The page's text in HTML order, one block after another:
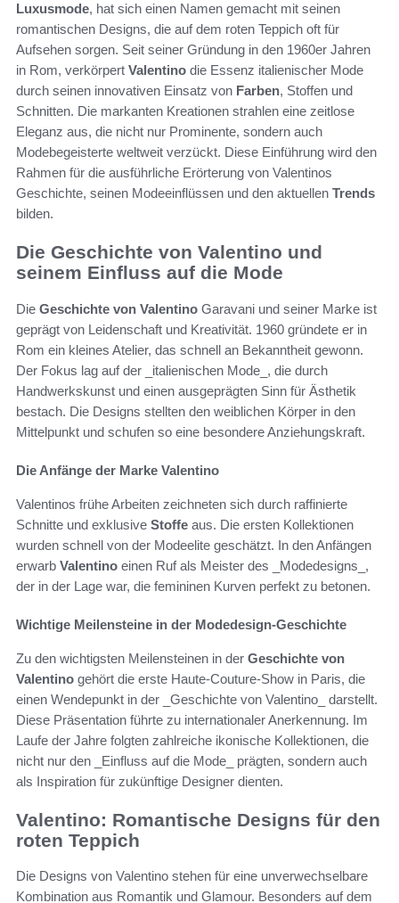
Luxusmode, hat sich einen Namen gemacht mit seinen
romantischen Designs, die auf dem roten Teppich oft für
Aufsehen sorgen. Seit seiner Gründung in den 1960er Jahren
in Rom, verkörpert Valentino die Essenz italienischer Mode
durch seinen innovativen Einsatz von Farben, Stoffen und
Schnitten. Die markanten Kreationen strahlen eine zeitlose
Eleganz aus, die nicht nur Prominente, sondern auch
Modebegeisterte weltweit verzückt. Diese Einführung wird den
Rahmen für die ausführliche Erörterung von Valentinos
Geschichte, seinen Modeeinflüssen und den aktuellen Trends
bilden.
Die Geschichte von Valentino und
seinem Einfluss auf die Mode
Die Geschichte von Valentino Garavani und seiner Marke ist
geprägt von Leidenschaft und Kreativität. 1960 gründete er in
Rom ein kleines Atelier, das schnell an Bekanntheit gewonn.
Der Fokus lag auf der _italienischen Mode_, die durch
Handwerkskunst und einen ausgeprägten Sinn für Ästhetik
bestach. Die Designs stellten den weiblichen Körper in den
Mittelpunkt und schufen so eine besondere Anziehungskraft.
Die Anfänge der Marke Valentino
Valentinos frühe Arbeiten zeichneten sich durch raffinierte
Schnitte und exklusive Stoffe aus. Die ersten Kollektionen
wurden schnell von der Modeelite geschätzt. In den Anfängen
erwarb Valentino einen Ruf als Meister des _Modedesigns_,
der in der Lage war, die femininen Kurven perfekt zu betonen.
Wichtige Meilensteine in der Modedesign-Geschichte
Zu den wichtigsten Meilensteinen in der Geschichte von
Valentino gehört die erste Haute-Couture-Show in Paris, die
einen Wendepunkt in der _Geschichte von Valentino_ darstellt.
Diese Präsentation führte zu internationaler Anerkennung. Im
Laufe der Jahre folgten zahlreiche ikonische Kollektionen, die
nicht nur den _Einfluss auf die Mode_ prägten, sondern auch
als Inspiration für zukünftige Designer dienten.
Valentino: Romantische Designs für den
roten Teppich
Die Designs von Valentino stehen für eine unverwechselbare
Kombination aus Romantik und Glamour. Besonders auf dem